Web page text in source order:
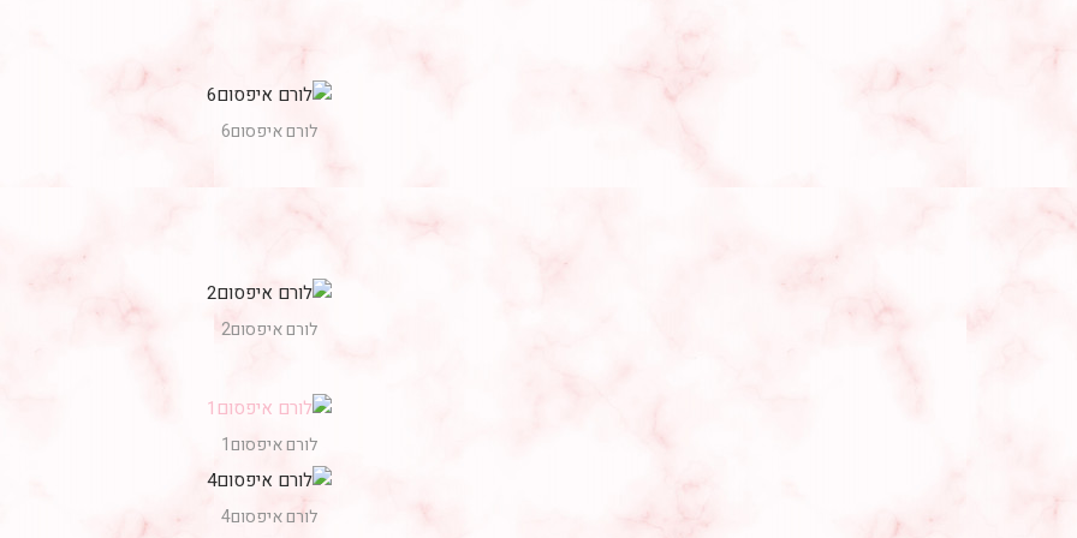
לורם איפסום6
לורם איפסום2
לורם איפסום1
לורם איפסום4